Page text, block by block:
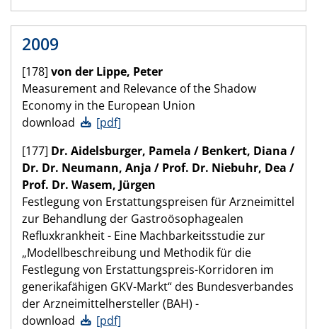
2009
[178] von der Lippe, Peter
Measurement and Relevance of the Shadow
Economy in the European Union
download
[pdf]
[177] Dr. Aidelsburger, Pamela / Benkert, Diana /
Dr. Dr. Neumann, Anja / Prof. Dr. Niebuhr, Dea /
Prof. Dr. Wasem, Jürgen
Festlegung von Erstattungspreisen für Arzneimittel
zur Behandlung der Gastroösophagealen
Refluxkrankheit - Eine Machbarkeitsstudie zur
„Modellbeschreibung und Methodik für die
Festlegung von Erstattungspreis-Korridoren im
generikafähigen GKV-Markt“ des Bundesverbandes
der Arzneimittelhersteller (BAH) -
download
[pdf]